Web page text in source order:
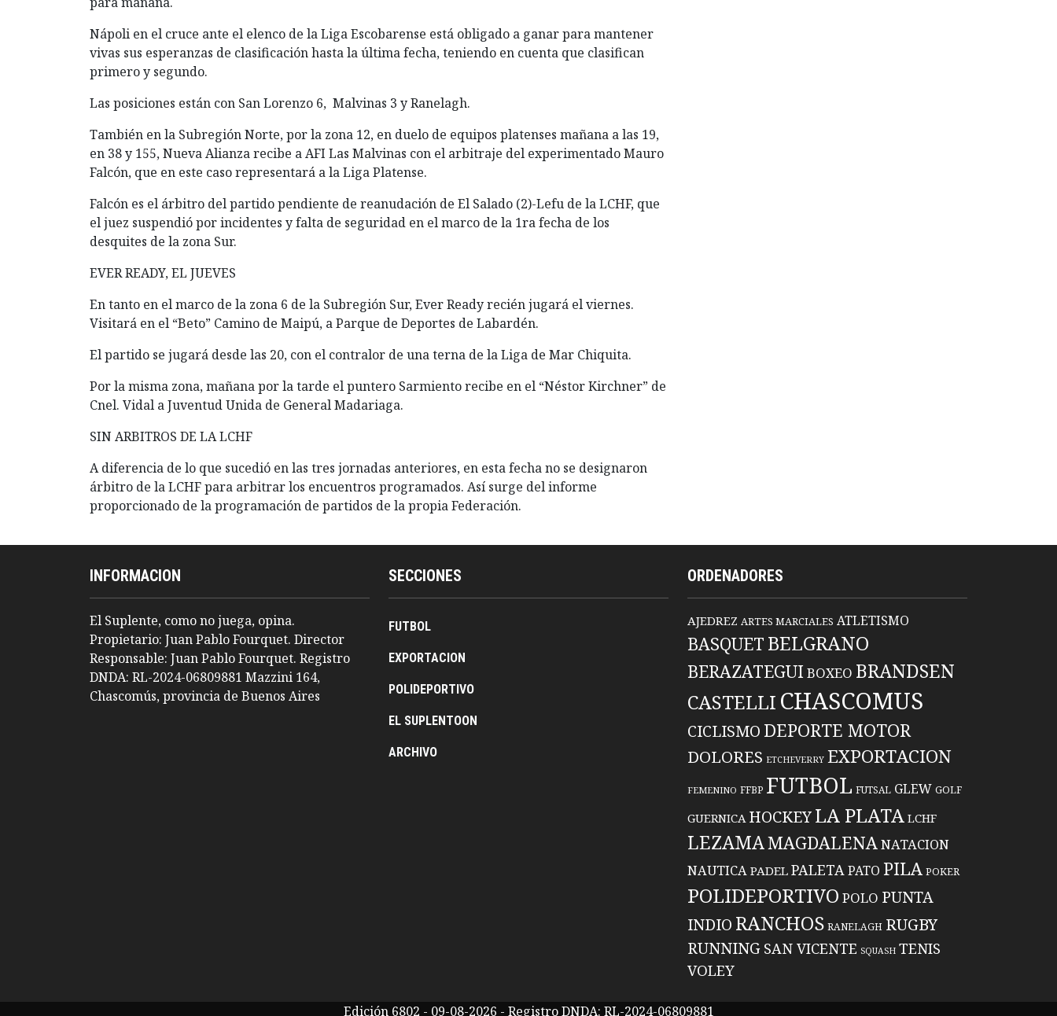
Nápoli en el cruce ante el elenco de la Liga Escobarense está obligado a ganar para mantener
vivas sus esperanzas de clasificación hasta la última fecha, teniendo en cuenta que clasifican
primero y segundo.
Las posiciones están con San Lorenzo 6, Malvinas 3 y Ranelagh.
También en la Subregión Norte, por la zona 12, en duelo de equipos platenses mañana a las 19,
en 38 y 155, Nueva Alianza recibe a AFI Las Malvinas con el arbitraje del experimentado Mauro
Falcón, que en este caso representará a la Liga Platense.
Falcón es el árbitro del partido pendiente de reanudación de El Salado (2)-Lefu de la LCHF, que
el juez suspendió por incidentes y falta de seguridad en el marco de la 1ra fecha de los
desquites de la zona Sur.
EVER READY, EL JUEVES
En tanto en el marco de la zona 6 de la Subregión Sur, Ever Ready recién jugará el viernes.
Visitará en el “Beto” Camino de Maipú, a Parque de Deportes de Labardén.
El partido se jugará desde las 20, con el contralor de una terna de la Liga de Mar Chiquita.
Por la misma zona, mañana por la tarde el puntero Sarmiento recibe en el “Néstor Kirchner” de
Cnel. Vidal a Juventud Unida de General Madariaga.
SIN ARBITROS DE LA LCHF
A diferencia de lo que sucedió en las tres jornadas anteriores, en esta fecha no se designaron
árbitro de la LCHF para arbitrar los encuentros programados. Así surge del informe
proporcionado de la programación de partidos de la propia Federación.
INFORMACION
El Suplente, como no juega, opina.
Propietario: Juan Pablo Fourquet. Director
Responsable: Juan Pablo Fourquet. Registro
DNDA: RL-2024-06809881 Mazzini 164,
Chascomús, provincia de Buenos Aires
SECCIONES
FUTBOL
EXPORTACION
POLIDEPORTIVO
EL SUPLENTOON
ARCHIVO
ORDENADORES
AJEDREZ ARTES MARCIALES ATLETISMO
BASQUET BELGRANO
BERAZATEGUIBOXEO BRANDSEN
CASTELLI CHASCOMUS
CICLISMO DEPORTE MOTOR
DOLORES ETCHEVERRY EXPORTACION
FEMENINO FFBP FUTBOL FUTSAL GLEW GOLF
GUERNICA HOCKEYLA PLATA LCHF
LEZAMAMAGDALENANATACION
NAUTICA PADEL PALETAPATO PILA POKER
POLIDEPORTIVO POLO PUNTA
INDIO RANCHOS RANELAGH RUGBY
RUNNING SAN VICENTE SQUASH TENIS
VOLEY
Edición 6802 - 09-08-2026 - Registro DNDA: RL-2024-06809881